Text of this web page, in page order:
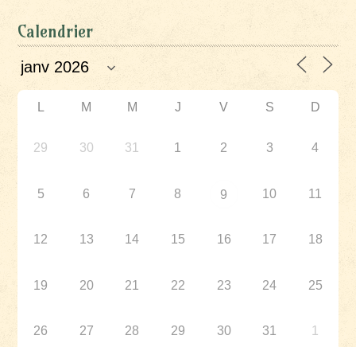
Calendrier
L M M J V S D
29 30 31 1 2 3 4
5 6 7 8 9 10 11
12 13 14 15 16 17 18
19 20 21 22 23 24 25
26 27 28 29 30 31 1